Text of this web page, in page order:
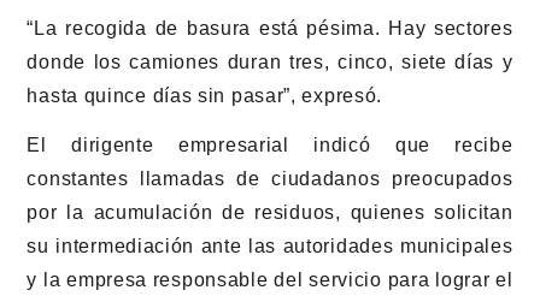
“La recogida de basura está pésima. Hay sectores
donde los camiones duran tres, cinco, siete días y
hasta quince días sin pasar”, expresó.
El dirigente empresarial indicó que recibe
constantes llamadas de ciudadanos preocupados
por la acumulación de residuos, quienes solicitan
su intermediación ante las autoridades municipales
y la empresa responsable del servicio para lograr el